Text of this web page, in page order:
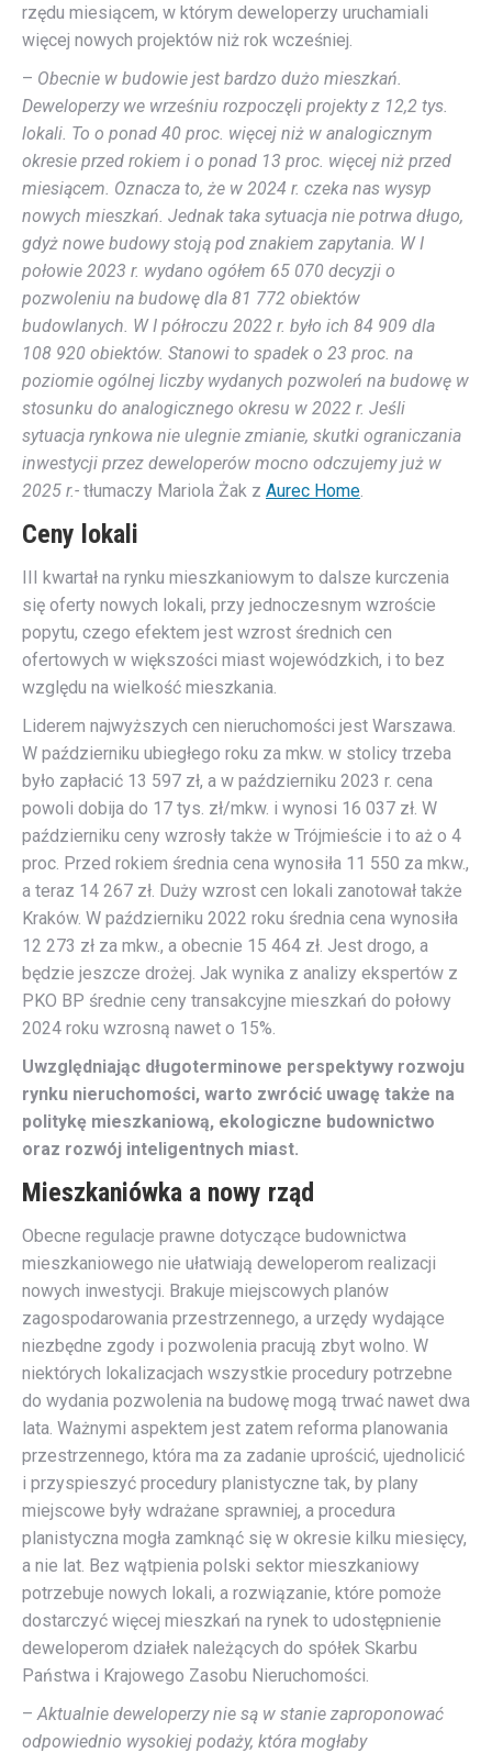
rzędu miesiącem, w którym deweloperzy uruchamiali
więcej nowych projektów niż rok wcześniej.
– Obecnie w budowie jest bardzo dużo mieszkań.
Deweloperzy we wrześniu rozpoczęli projekty z 12,2 tys.
lokali. To o ponad 40 proc. więcej niż w analogicznym
okresie przed rokiem i o ponad 13 proc. więcej niż przed
miesiącem. Oznacza to, że w 2024 r. czeka nas wysyp
nowych mieszkań. Jednak taka sytuacja nie potrwa długo,
gdyż nowe budowy stoją pod znakiem zapytania. W I
połowie 2023 r. wydano ogółem 65 070 decyzji o
pozwoleniu na budowę dla 81 772 obiektów
budowlanych. W I półroczu 2022 r. było ich 84 909 dla
108 920 obiektów. Stanowi to spadek o 23 proc. na
poziomie ogólnej liczby wydanych pozwoleń na budowę w
stosunku do analogicznego okresu w 2022 r. Jeśli
sytuacja rynkowa nie ulegnie zmianie, skutki ograniczania
inwestycji przez deweloperów mocno odczujemy już w
2025 r.- tłumaczy Mariola Żak z Aurec Home.
Ceny lokali
III kwartał na rynku mieszkaniowym to dalsze kurczenia
się oferty nowych lokali, przy jednoczesnym wzroście
popytu, czego efektem jest wzrost średnich cen
ofertowych w większości miast wojewódzkich, i to bez
względu na wielkość mieszkania.
Liderem najwyższych cen nieruchomości jest Warszawa.
W październiku ubiegłego roku za mkw. w stolicy trzeba
było zapłacić 13 597 zł, a w październiku 2023 r. cena
powoli dobija do 17 tys. zł/mkw. i wynosi 16 037 zł. W
październiku ceny wzrosły także w Trójmieście i to aż o 4
proc. Przed rokiem średnia cena wynosiła 11 550 za mkw.,
a teraz 14 267 zł. Duży wzrost cen lokali zanotował także
Kraków. W październiku 2022 roku średnia cena wynosiła
12 273 zł za mkw., a obecnie 15 464 zł. Jest drogo, a
będzie jeszcze drożej. Jak wynika z analizy ekspertów z
PKO BP średnie ceny transakcyjne mieszkań do połowy
2024 roku wzrosną nawet o 15%.
Uwzględniając długoterminowe perspektywy rozwoju
rynku nieruchomości, warto zwrócić uwagę także na
politykę mieszkaniową, ekologiczne budownictwo
oraz rozwój inteligentnych miast.
Mieszkaniówka a nowy rząd
Obecne regulacje prawne dotyczące budownictwa
mieszkaniowego nie ułatwiają deweloperom realizacji
nowych inwestycji. Brakuje miejscowych planów
zagospodarowania przestrzennego, a urzędy wydające
niezbędne zgody i pozwolenia pracują zbyt wolno. W
niektórych lokalizacjach wszystkie procedury potrzebne
do wydania pozwolenia na budowę mogą trwać nawet dwa
lata. Ważnymi aspektem jest zatem reforma planowania
przestrzennego, która ma za zadanie uprościć, ujednolicić
i przyspieszyć procedury planistyczne tak, by plany
miejscowe były wdrażane sprawniej, a procedura
planistyczna mogła zamknąć się w okresie kilku miesięcy,
a nie lat. Bez wątpienia polski sektor mieszkaniowy
potrzebuje nowych lokali, a rozwiązanie, które pomoże
dostarczyć więcej mieszkań na rynek to udostępnienie
deweloperom działek należących do spółek Skarbu
Państwa i Krajowego Zasobu Nieruchomości.
–Aktualnie deweloperzy nie są w stanie zaproponować
odpowiednio wysokiej podaży, która mogłaby